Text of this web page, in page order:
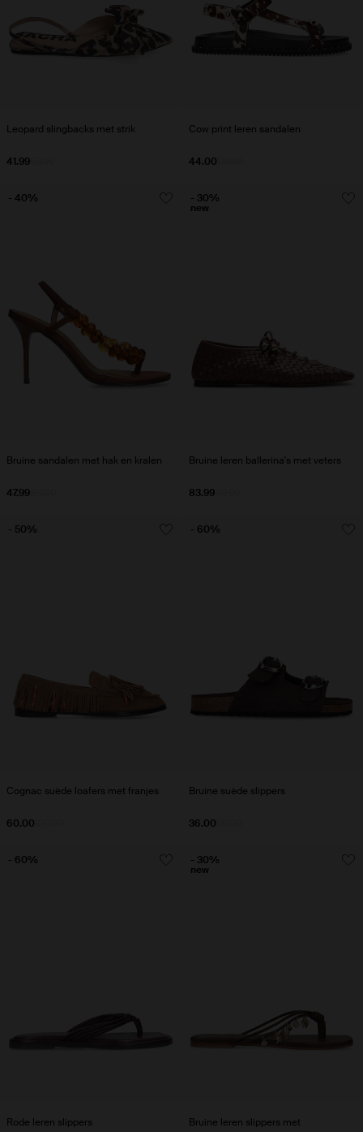
Leopard slingbacks met strik
41.99
Cow print leren sandalen
44.00
Bruine sandalen met hak en kralen
47.99
- 40%
Bruine leren ballerina's met veters
83.99
- 30%
new
Cognac suède loafers met franjes
60.00
- 50%
Bruine suède slippers
36.00
- 60%
Rode leren slippers
- 60%
Bruine leren slippers met
- 30%
new